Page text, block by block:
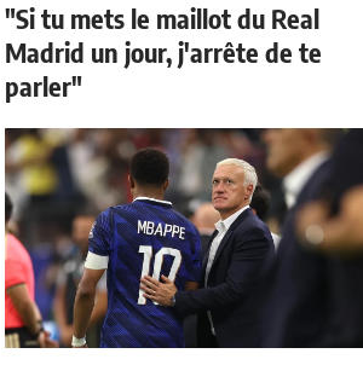
"Si tu mets le maillot du Real
Madrid un jour, j'arrête de te
parler"